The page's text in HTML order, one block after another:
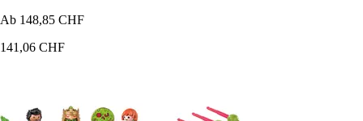
Ab 148,85 CHF
141,06 CHF